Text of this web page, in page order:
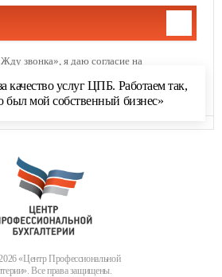
звонка», я даю согласие на
персональных данных
качество услуг ЦПБ. Работаем так,
был мой собственный бизнес»
«Центр Профессиональной
Все права защищены.